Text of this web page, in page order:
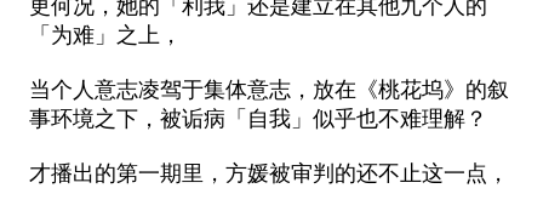
更何况，她的「利我」还是建立在其他九个人的
「为难」之上，
当个人意志凌驾于集体意志，放在《桃花坞》的叙
事环境之下，被诟病「自我」似乎也不难理解？
才播出的第一期里，方媛被审判的还不止这一点，